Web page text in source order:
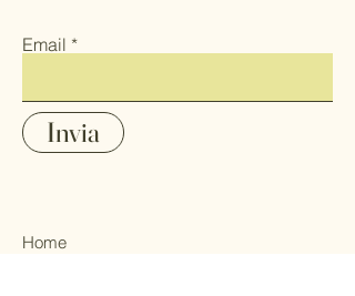
Email
Invia
Home